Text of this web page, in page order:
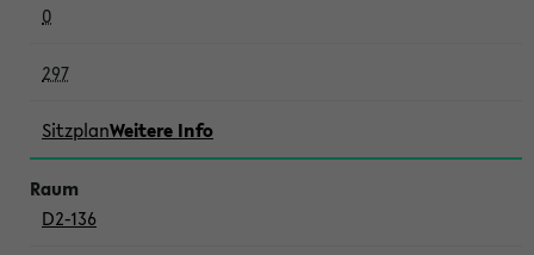
0
297
SitzplanWeitere Info
D2-136